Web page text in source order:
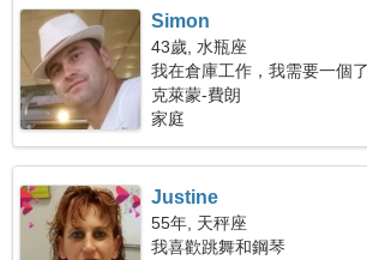
Simon
43歲, 水瓶座
我在倉庫工作，我需要一個
克萊蒙-費朗
家庭
Justine
55年, 天秤座
我喜歡跳舞和鋼琴